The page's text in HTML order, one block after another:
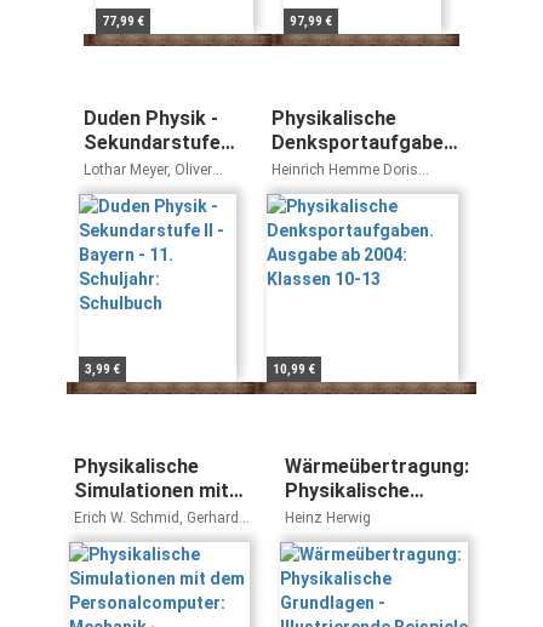
77,99 € 97,99 €
Duden Physik -
Sekundarstufe II
- Bayern - 11.
Schuljahr:
Schulbuch
Lothar Meyer, Oliver
Schwarz, Detlef Hoche,
Ferdinand Hermann-
Rottmair, Rainer
Reichwald
3,99 €
Physikalische
Denksportaufgaben.
Ausgabe ab 2004:
Klassen 10-13
Heinrich Hemme Doris
Samm
10,99 €
Physikalische
Simulationen mit
dem
Personalcomputer:
Mechanik ·
Elektrizität Wärme
· Quantenmechanik
Erich W. Schmid, Gerhard
Spitz, Wolfgang Lösch
Wärmeübertragung:
Physikalische
Grundlagen -
Illustrierende
Beispiele -
Übungsaufgaben
mit
Heinz Herwig